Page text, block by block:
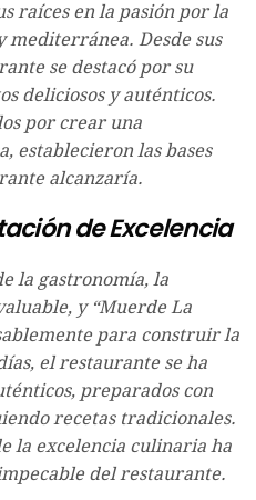
raíces en la pasión por la
Desde sus
se destacó por su
deliciosos y auténticos.
por crear una
establecieron las bases
alcanzaría.
de Excelencia
la gastronomía, la
y “Muerde La
para construir la
el restaurante se ha
preparados con
recetas tradicionales.
la excelencia culinaria ha
del restaurante.